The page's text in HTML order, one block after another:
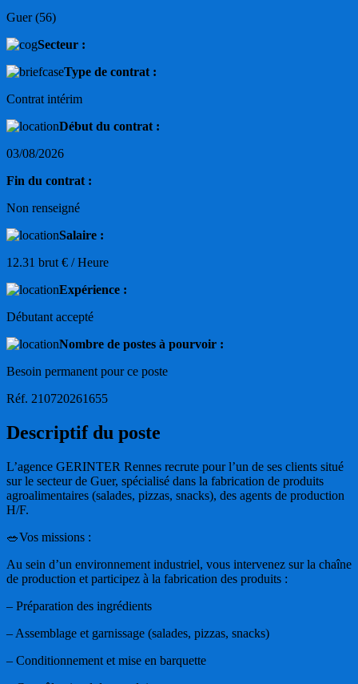
Guer (56)
Secteur :
Type de contrat :
Contrat intérim
Début du contrat :
03/08/2026
Fin du contrat :
Non renseigné
Salaire :
12.31 brut € / Heure
Expérience :
Débutant accepté
Nombre de postes à pourvoir :
Besoin permanent pour ce poste
Réf. 210720261655
Descriptif du poste
L’agence GERINTER Rennes recrute pour l’un de ses clients situé
sur le secteur de Guer, spécialisé dans la fabrication de produits
agroalimentaires (salades, pizzas, snacks), des agents de production
H/F.
🥗Vos missions :
Au sein d’un environnement industriel, vous intervenez sur la chaîne
de production et participez à la fabrication des produits :
– Préparation des ingrédients
– Assemblage et garnissage (salades, pizzas, snacks)
– Conditionnement et mise en barquette